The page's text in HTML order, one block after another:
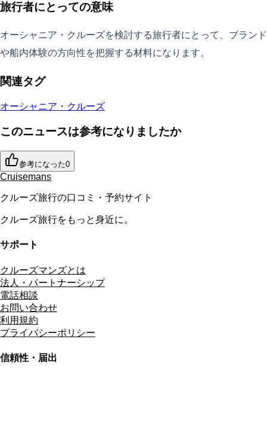
旅行者にとっての意味
オーシャニア・クルーズを検討する旅行者にとって、ブランド
や船内体験の方向性を把握する材料になります。
関連タグ
オーシャニア・クルーズ
このニュースは参考になりましたか
参考になった0
Cruisemans
クルーズ旅行の口コミ・予約サイト
クルーズ旅行をもっと身近に。
サポート
クルーズマンズとは
法人・パートナーシップ
電話相談
お問い合わせ
利用規約
プライバシーポリシー
信頼性・届出